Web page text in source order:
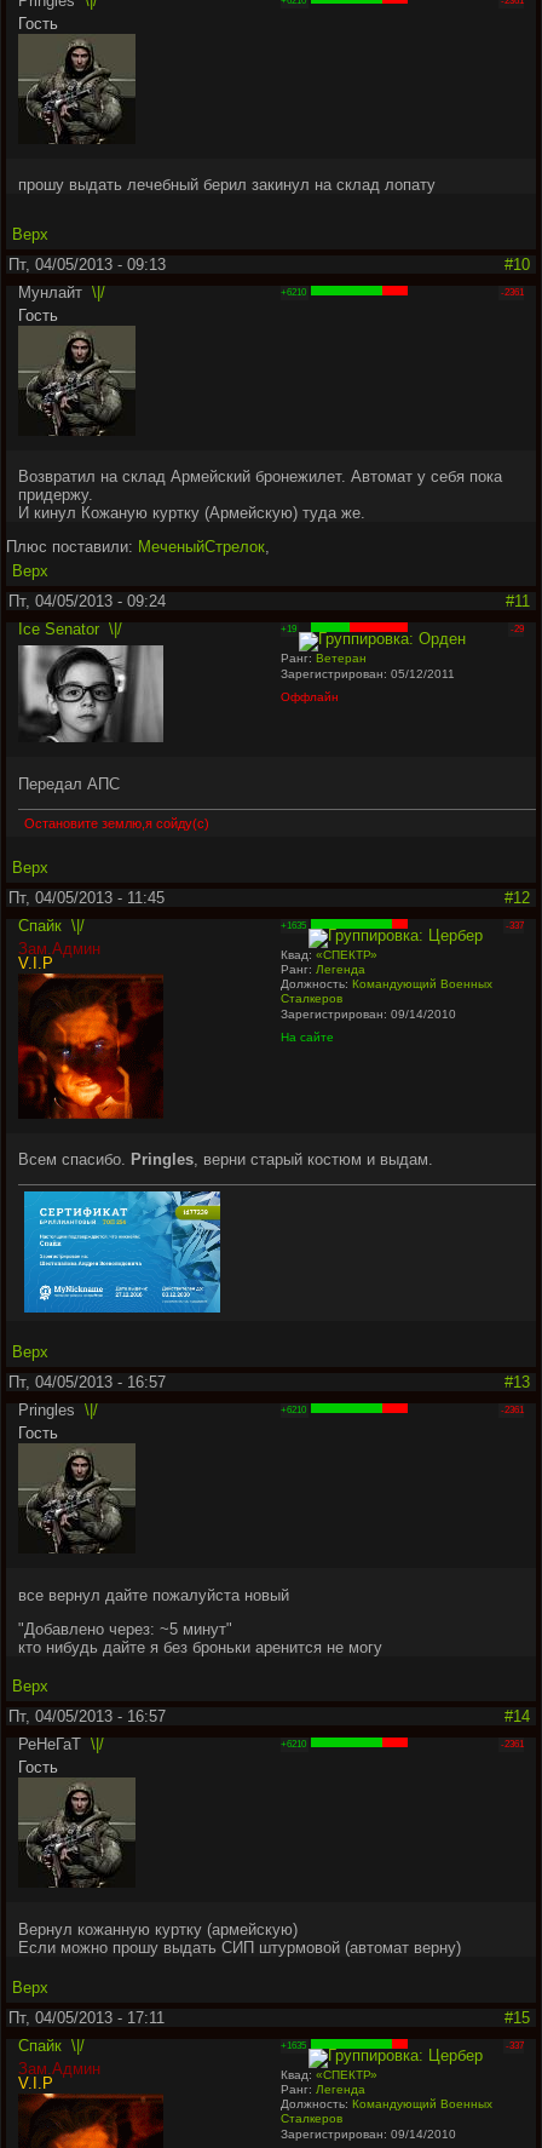
Гость
прошу выдать лечебный берил закинул на склад лопату
Верх
Пт, 04/05/2013 - 09:13
#10
Мунлайт \|/
Гость
+6210 -2361
Возвратил на склад Армейский бронежилет. Автомат у себя пока
придержу.
И кинул Кожаную куртку (Армейскую) туда же.
Плюс поставили: МеченыйСтрелок,
Верх
Пт, 04/05/2013 - 09:24
#11
Ice Senator \|/ +19 -29
Ранг:Ветеран
Зарегистрирован: 05/12/2011
Оффлайн
Передал АПС
Остановите землю,я сойду(с)
Верх
Пт, 04/05/2013 - 11:45
#12
Спайк \|/
Зам.Админ
V.I.P
+1635 -337
Квад:«СПЕКТР»
Ранг: Легенда
Должность:Командующий Военных
Сталкеров
Зарегистрирован: 09/14/2010
На сайте
Всем спасибо. Pringles, верни старый костюм и выдам.
Верх
Пт, 04/05/2013 - 16:57
#13
Pringles \|/
Гость
+6210 -2361
все вернул дайте пожалуйста новый
"Добавлено через: ~5 минут"
кто нибудь дайте я без броньки аренится не могу
Верх
Пт, 04/05/2013 - 16:57
#14
РеНеГаТ \|/
Гость
+6210 -2361
Вернул кожанную куртку (армейскую)
Если можно прошу выдать СИП штурмовой (автомат верну)
Верх
Пт, 04/05/2013 - 17:11
#15
Спайк \|/
Зам.Админ
V.I.P
+1635 -337
Квад:«СПЕКТР»
Ранг: Легенда
Должность:Командующий Военных
Сталкеров
Зарегистрирован: 09/14/2010